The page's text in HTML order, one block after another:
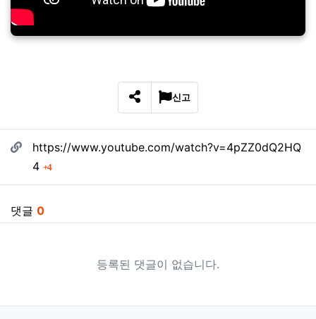
SNS 공유
신고
관련자료
https://www.youtube.com/watch?v=4pZZ0dQ2HQ
4
4회 연결
댓글 0
등록된 댓글이 없습니다.